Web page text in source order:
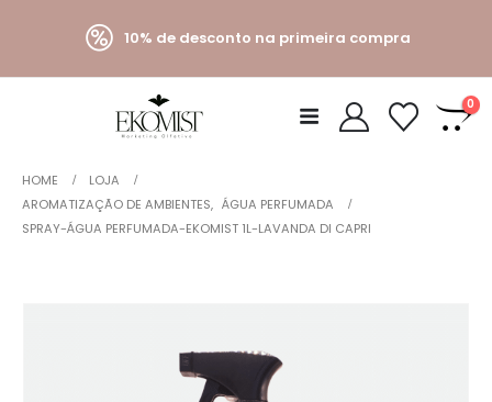
10% de desconto na primeira compra
0
HOME
LOJA
AROMATIZAÇÃO DE AMBIENTES, ÁGUA PERFUMADA
SPRAY-ÁGUA PERFUMADA-EKOMIST 1L-LAVANDA DI CAPRI